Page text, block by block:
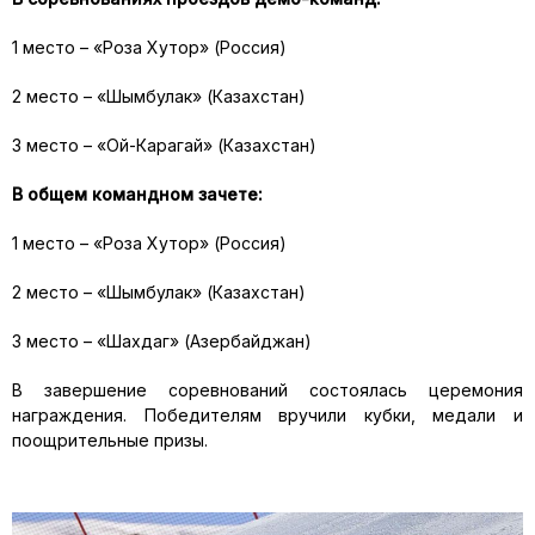
1 место – «Роза Хутор» (Россия)
2 место – «Шымбулак» (Казахстан)
3 место – «Ой-Карагай» (Казахстан)
В общем командном зачете:
1 место – «Роза Хутор» (Россия)
2 место – «Шымбулак» (Казахстан)
3 место – «Шахдаг» (Азербайджан)
В завершение соревнований состоялась церемония
награждения. Победителям вручили кубки, медали и
поощрительные призы.